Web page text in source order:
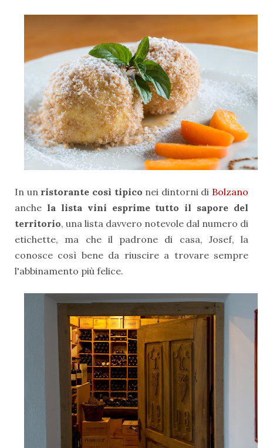
In un ristorante così tipico nei dintorni di Bolzano
anche la lista vini esprime tutto il sapore del
territorio, una lista davvero notevole dal numero di
etichette, ma che il padrone di casa, Josef, la
conosce così bene da riuscire a trovare sempre
l'abbinamento più felice.